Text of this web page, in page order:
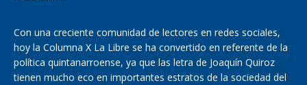
Con una creciente comunidad de lectores en redes sociales,
hoy la Columna X La Libre se ha convertido en referente de la
política quintanarroense, ya que las letra de Joaquín Quiroz
tienen mucho eco en importantes estratos de la sociedad del